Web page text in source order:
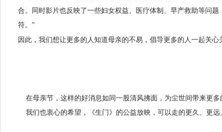
合。同时影片也反映了一些妇女权益、医疗体制、早产救助等问
符。”
因此，我们想让更多的人知道母亲的不易，倡导更多的人一起关心
在母亲节，这样的好消息如同一股清风拂面，为尘世间带来更多
我们也衷心的希望，《生门》的公益放映，可以走的更久、更远